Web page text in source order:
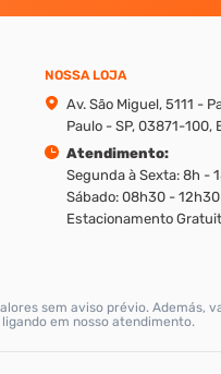
NOSSA LOJA
Av. São Miguel, 5111 -
Paulo - SP, 03871-100,
Atendimento:
Segunda à Sexta: 8h -
Sábado: 08h30 - 12h30
Estacionamento
sem aviso prévio. Además,
em nosso atendimento.